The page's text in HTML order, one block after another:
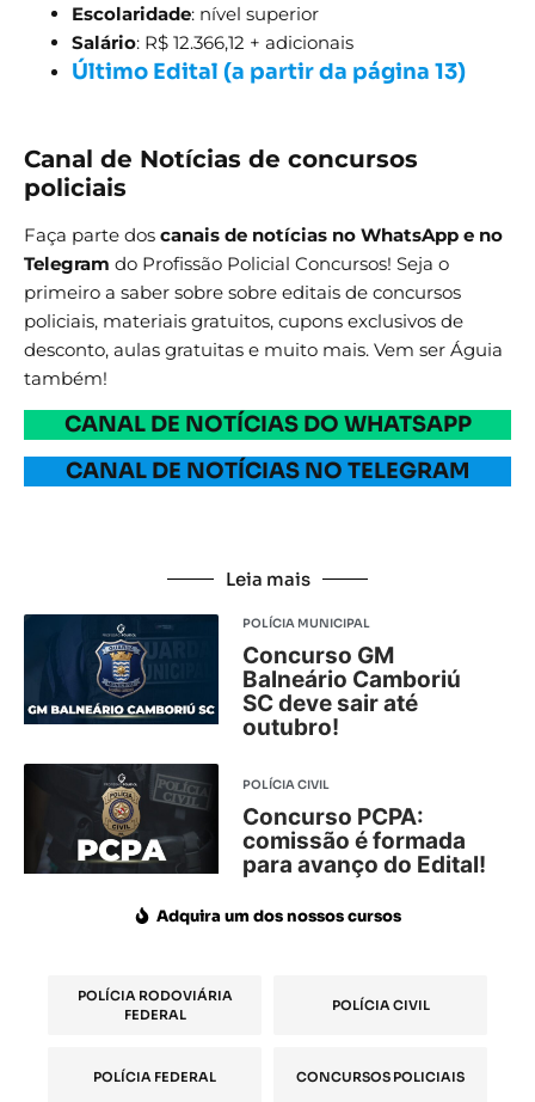
Escolaridade: nível superior
Salário: R$ 12.366,12 + adicionais
Último Edital (a partir da página 13)
Canal de Notícias de concursos
policiais
Faça parte dos canais de notícias no WhatsApp e no
Telegram do Profissão Policial Concursos! Seja o
primeiro a saber sobre sobre editais de concursos
policiais, materiais gratuitos, cupons exclusivos de
desconto, aulas gratuitas e muito mais. Vem ser Águia
também!
CANAL DE NOTÍCIAS DO WHATSAPP
CANAL DE NOTÍCIAS NO TELEGRAM
Leia mais
POLÍCIA MUNICIPAL
Concurso GM
Balneário Camboriú
SC deve sair até
outubro!
POLÍCIA CIVIL
Concurso PCPA:
comissão é formada
para avanço do Edital!
Adquira um dos nossos cursos
POLÍCIA RODOVIÁRIA
FEDERAL
POLÍCIA CIVIL
POLÍCIA FEDERAL CONCURSOS POLICIAIS